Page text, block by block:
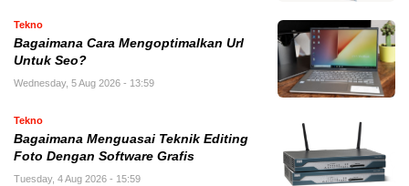
Tekno
Bagaimana Cara Mengoptimalkan Url
Untuk Seo?
Wednesday, 5 Aug 2026 - 13:59
Tekno
Bagaimana Menguasai Teknik Editing
Foto Dengan Software Grafis
Tuesday, 4 Aug 2026 - 15:59